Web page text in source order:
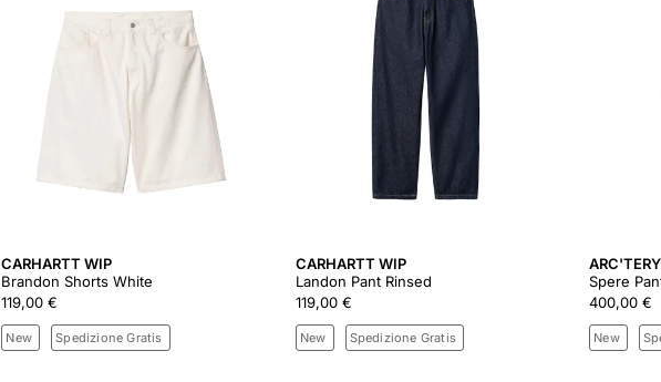
CARHARTT WIP
Brandon Shorts White
119,00 €
New Spedizione Gratis
CARHARTT WIP
Landon Pant Rinsed
119,00 €
New Spedizione Gratis
Spere
400,00 €
New